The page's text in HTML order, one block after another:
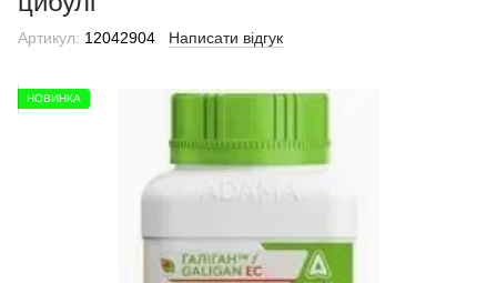
Артикул: 12042904 Написати відгук
НОВИНКА